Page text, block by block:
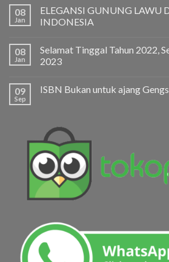
08
Jan
ELEGANSI GUNUNG LAWU
INDONESIA
08
Jan
Selamat Tinggal Tahun 2022,
2023
09
Sep
ISBN Bukan untuk ajang